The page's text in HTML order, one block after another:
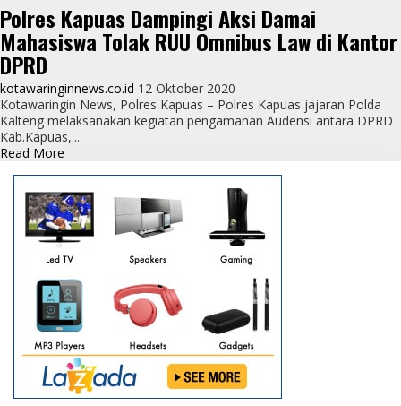
Polres Kapuas Dampingi Aksi Damai
Mahasiswa Tolak RUU Omnibus Law di Kantor
DPRD
kotawaringinnews.co.id 12 Oktober 2020
Kotawaringin News, Polres Kapuas – Polres Kapuas jajaran Polda
Kalteng melaksanakan kegiatan pengamanan Audensi antara DPRD
Kab.Kapuas,...
Read More
Polres
Kapuas
Dampingi
Aksi
Damai
Mahasiswa
Tolak
RUU
Omnibus
Law
di
Kantor
DPRD